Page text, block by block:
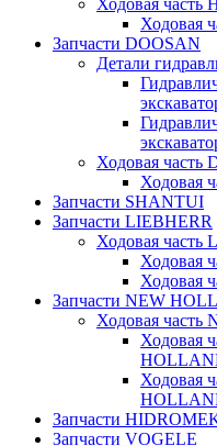
Ходовая часть
Ходовая
Запчасти DOOSAN
Детали
Ходовая часть
Ходовая
Запчасти SHANTUI
Запчасти LIEBHERR
Ходовая часть
Ходовая
Ходовая
Запчасти NEW
Ходовая часть
Ходовая
Ходовая
Запчасти
Запчасти VOGELE